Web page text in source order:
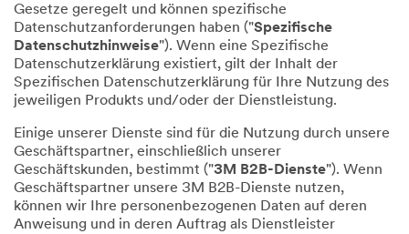
Gesetze geregelt und können spezifische
Datenschutzanforderungen haben ("Spezifische
Datenschutzhinweise"). Wenn eine Spezifische
Datenschutzerklärung existiert, gilt der Inhalt der
Spezifischen Datenschutzerklärung für Ihre Nutzung des
jeweiligen Produkts und/oder der Dienstleistung.
Einige unserer Dienste sind für die Nutzung durch unsere
Geschäftspartner, einschließlich unserer
Geschäftskunden, bestimmt ("3M B2B-Dienste"). Wenn
Geschäftspartner unsere 3M B2B-Dienste nutzen,
können wir Ihre personenbezogenen Daten auf deren
Anweisung und in deren Auftrag als Dienstleister